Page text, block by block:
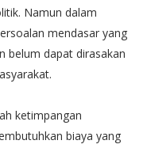
Namun dalam
mendasar yang
belum dapat dirasakan
ketimpangan
biaya yang